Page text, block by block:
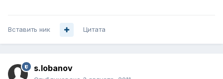
Вставить ник Цитата
s.lobanov